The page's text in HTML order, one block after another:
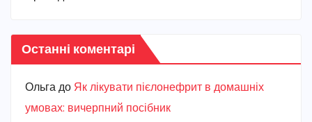
Останні коментарі
Ольга до Як лікувати пієлонефрит в домашніх
умовах: вичерпний посібник